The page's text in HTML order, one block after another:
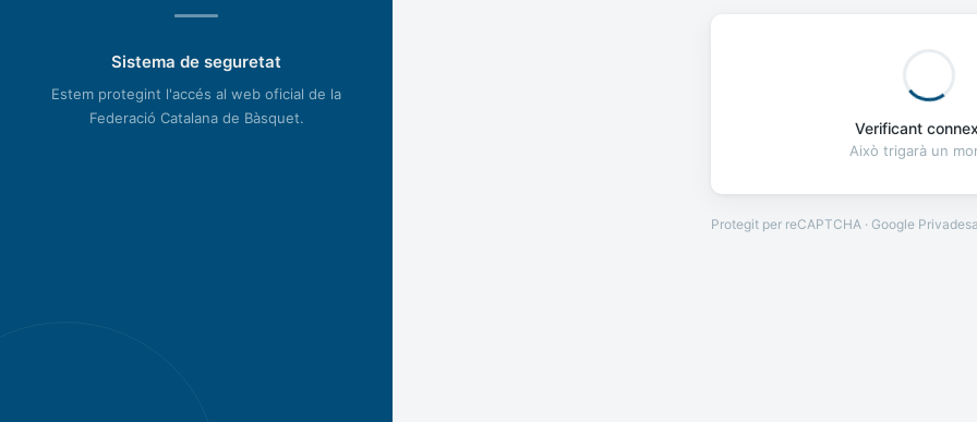
Sistema de seguretat
Estem protegint l'accés al web oficial de la
Federació Catalana de Bàsquet.
Verificant
Això trigarà un
Protegit per reCAPTCHA · Google Privadesa